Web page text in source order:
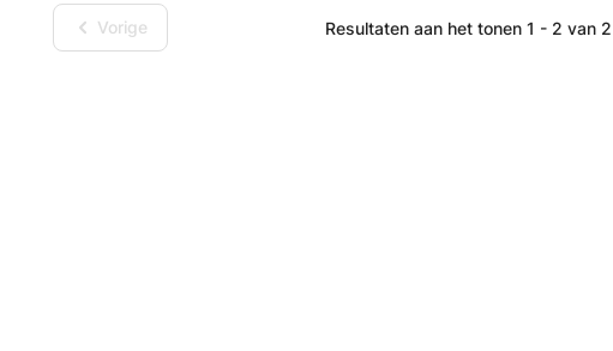
studieschema’s opstellen -
zijn nog een aantal plekken vrij op
Vorige Resultaten aan het tonen 1 - 2 van 2